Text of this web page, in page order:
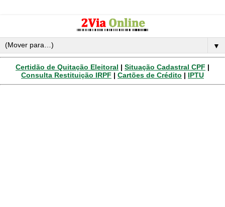
▼
Certidão de Quitação Eleitoral | Situação Cadastral CPF |
Consulta Restituição IRPF | Cartões de Crédito | IPTU